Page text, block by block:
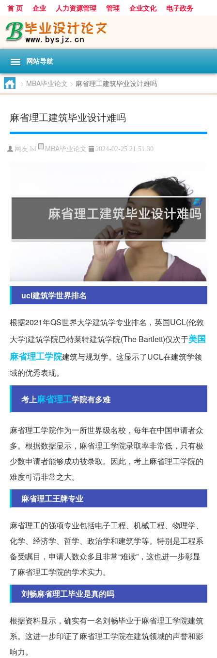
首 页 企业 人力资源管理 管理 企业文化
电子政务
数据
旅游 项目 浅谈 发展
网站导航
> MBA毕业论文 > 麻省理工建筑毕业设计难吗
麻省理工建筑毕业设计难吗
网友: lsl MBA毕业论文 2024-02-25 21:51:30
ucl建筑学世界排名
根据2021年QS世界大学建筑学专业排名，英国UCL(伦敦
大学)建筑学院巴特莱特建筑学院(The Bartlett)仅次于美国
麻省理工学院建筑与规划学。这显示了UCL在建筑学领
域的优秀表现。
考上麻省理工学院有多难
麻省理工学院作为一所世界级名校，每年在中国申请者众
多。根据数据显示，麻省理工学院录取率非常低，只有极
少数申请者能够成功被录取。因此，考上麻省理工学院的
难度可谓非常之大。
麻省理工王牌专业
麻省理工的强项专业包括电子工程、机械工程、物理学、
化学、经济学、哲学、政治学和建筑学等。特别是工程系
备受瞩目，申请人数众多且非常“难读”，这也进一步彰显
了麻省理工学院的学术实力。
刘畅麻省理工毕业是真的吗
根据资料显示，确实有一名刘畅毕业于麻省理工学院建筑
系。这进一步印证了麻省理工学院在建筑领域的声誉和影
响力。